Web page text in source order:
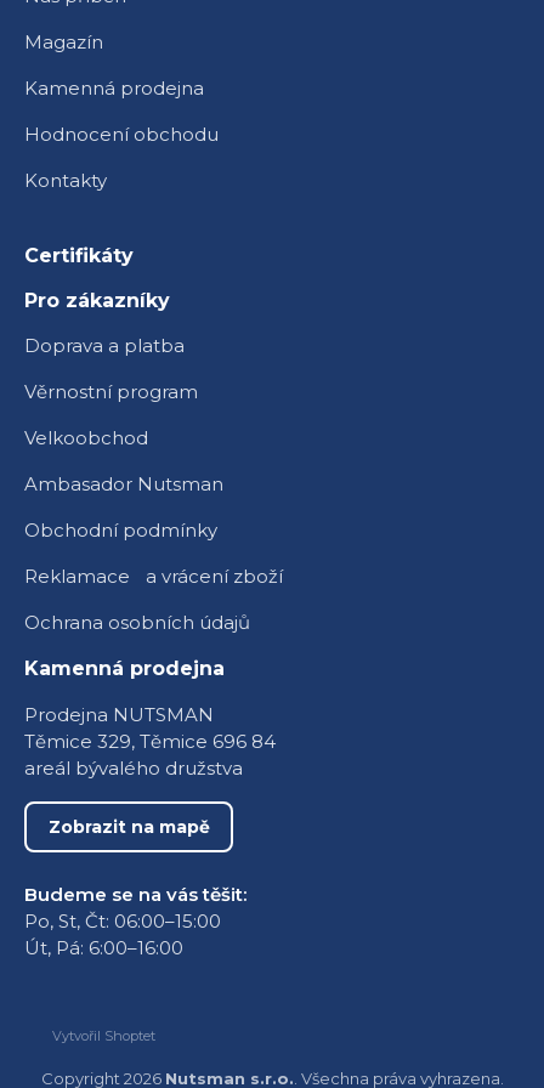
Magazín
Kamenná prodejna
Hodnocení obchodu
Kontakty
Certifikáty
Pro zákazníky
Doprava a platba
Věrnostní program
Velkoobchod
Ambasador Nutsman
Obchodní podmínky
Reklamace a vrácení zboží
Ochrana osobních údajů
Kamenná prodejna
Prodejna NUTSMAN
Těmice 329, Těmice 696 84
areál bývalého družstva
Zobrazit na mapě
Budeme se na vás těšit:
Po, St, Čt: 06:00–15:00
Út, Pá: 6:00–16:00
Vytvořil Shoptet
Copyright 2026 Nutsman s.r.o. . Všechna práva vyhrazena.